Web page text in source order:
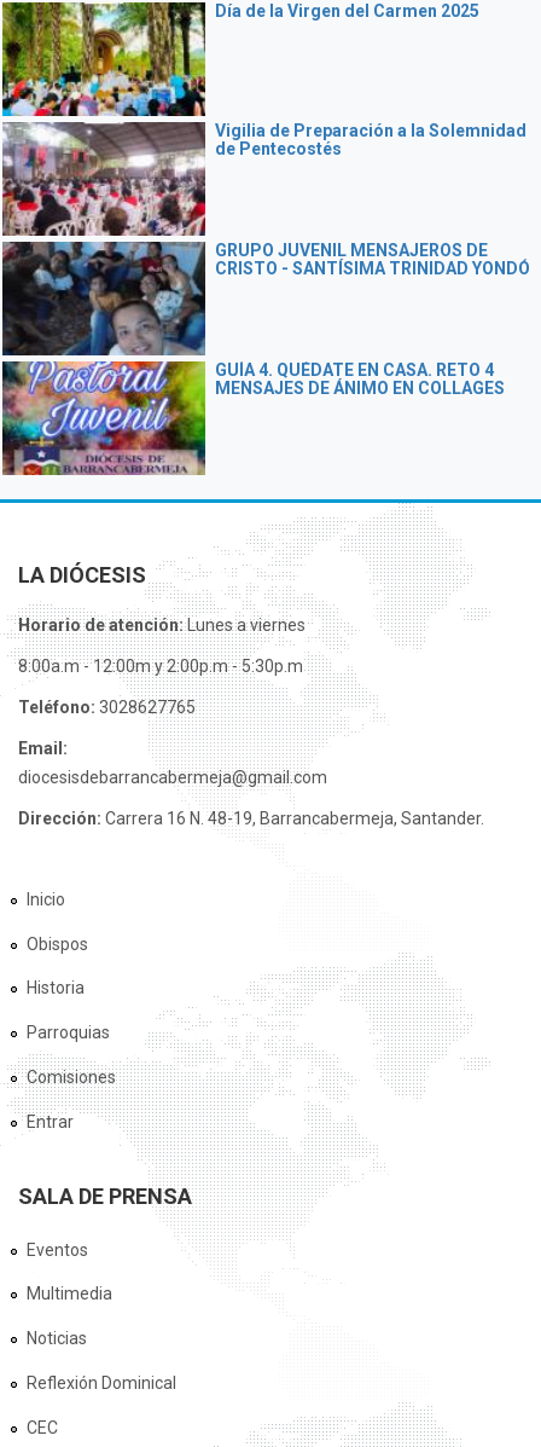
Día de la Virgen del Carmen 2025
Vigilia de Preparación a la Solemnidad
de Pentecostés
GRUPO JUVENIL MENSAJEROS DE
CRISTO - SANTÍSIMA TRINIDAD YONDÓ
GUÍA 4. QUÉDATE EN CASA. RETO 4
MENSAJES DE ÁNIMO EN COLLAGES
LA DIÓCESIS
Horario de atención:Lunes a viernes
8:00a.m - 12:00m y 2:00p.m - 5:30p.m
Teléfono: 3028627765
Email:
diocesisdebarrancabermeja@gmail.com
Dirección: Carrera 16 N. 48-19, Barrancabermeja, Santander.
Inicio
Obispos
Historia
Parroquias
Comisiones
Entrar
SALA DE PRENSA
Eventos
Multimedia
Noticias
Reflexión Dominical
CEC